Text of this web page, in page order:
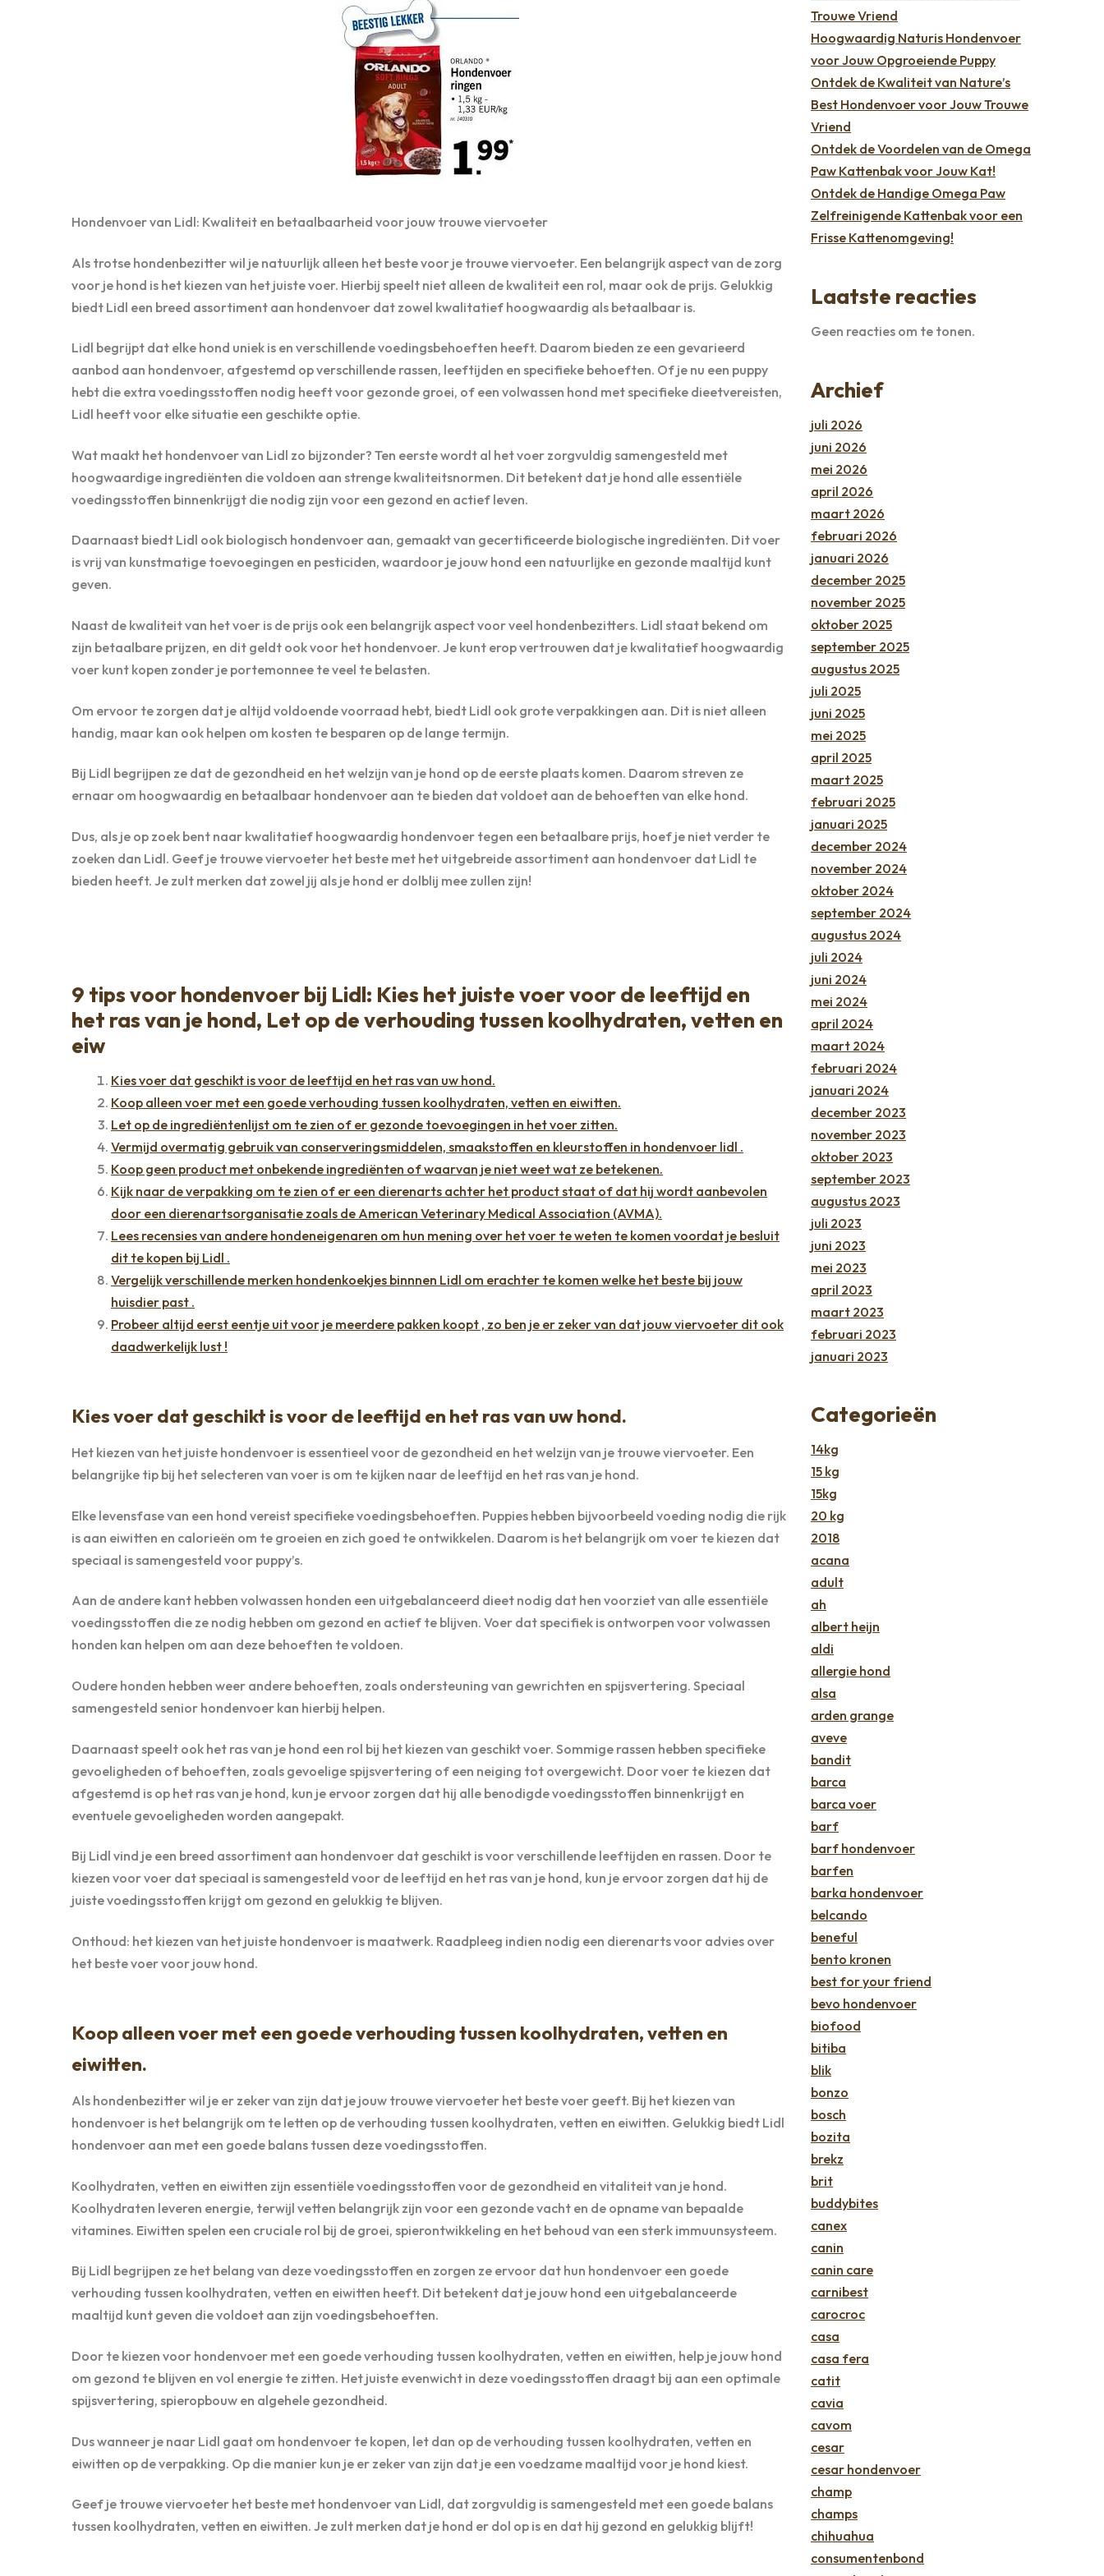
Hondenvoer van Lidl: Kwaliteit en betaalbaarheid voor jouw trouwe viervoeter
Als trotse hondenbezitter wil je natuurlijk alleen het beste voor je trouwe viervoeter. Een belangrijk aspect van de zorg
voor je hond is het kiezen van het juiste voer. Hierbij speelt niet alleen de kwaliteit een rol, maar ook de prijs. Gelukkig
biedt Lidl een breed assortiment aan hondenvoer dat zowel kwalitatief hoogwaardig als betaalbaar is.
Lidl begrijpt dat elke hond uniek is en verschillende voedingsbehoeften heeft. Daarom bieden ze een gevarieerd
aanbod aan hondenvoer, afgestemd op verschillende rassen, leeftijden en specifieke behoeften. Of je nu een puppy
hebt die extra voedingsstoffen nodig heeft voor gezonde groei, of een volwassen hond met specifieke dieetvereisten,
Lidl heeft voor elke situatie een geschikte optie.
Wat maakt het hondenvoer van Lidl zo bijzonder? Ten eerste wordt al het voer zorgvuldig samengesteld met
hoogwaardige ingrediënten die voldoen aan strenge kwaliteitsnormen. Dit betekent dat je hond alle essentiële
voedingsstoffen binnenkrijgt die nodig zijn voor een gezond en actief leven.
Daarnaast biedt Lidl ook biologisch hondenvoer aan, gemaakt van gecertificeerde biologische ingrediënten. Dit voer
is vrij van kunstmatige toevoegingen en pesticiden, waardoor je jouw hond een natuurlijke en gezonde maaltijd kunt
geven.
Naast de kwaliteit van het voer is de prijs ook een belangrijk aspect voor veel hondenbezitters. Lidl staat bekend om
zijn betaalbare prijzen, en dit geldt ook voor het hondenvoer. Je kunt erop vertrouwen dat je kwalitatief hoogwaardig
voer kunt kopen zonder je portemonnee te veel te belasten.
Om ervoor te zorgen dat je altijd voldoende voorraad hebt, biedt Lidl ook grote verpakkingen aan. Dit is niet alleen
handig, maar kan ook helpen om kosten te besparen op de lange termijn.
Bij Lidl begrijpen ze dat de gezondheid en het welzijn van je hond op de eerste plaats komen. Daarom streven ze
ernaar om hoogwaardig en betaalbaar hondenvoer aan te bieden dat voldoet aan de behoeften van elke hond.
Dus, als je op zoek bent naar kwalitatief hoogwaardig hondenvoer tegen een betaalbare prijs, hoef je niet verder te
zoeken dan Lidl. Geef je trouwe viervoeter het beste met het uitgebreide assortiment aan hondenvoer dat Lidl te
bieden heeft. Je zult merken dat zowel jij als je hond er dolblij mee zullen zijn!
9 tips voor hondenvoer bij Lidl: Kies het juiste voer voor de leeftijd en
het ras van je hond, Let op de verhouding tussen koolhydraten, vetten en
eiw
Kies voer dat geschikt is voor de leeftijd en het ras van uw hond.
Koop alleen voer met een goede verhouding tussen koolhydraten, vetten en eiwitten.
Let op de ingrediëntenlijst om te zien of er gezonde toevoegingen in het voer zitten.
Vermijd overmatig gebruik van conserveringsmiddelen, smaakstoffen en kleurstoffen in hondenvoer lidl .
Koop geen product met onbekende ingrediënten of waarvan je niet weet wat ze betekenen.
Kijk naar de verpakking om te zien of er een dierenarts achter het product staat of dat hij wordt aanbevolen
door een dierenartsorganisatie zoals de American Veterinary Medical Association (AVMA).
Lees recensies van andere hondeneigenaren om hun mening over het voer te weten te komen voordat je besluit
dit te kopen bij Lidl .
Vergelijk verschillende merken hondenkoekjes binnnen Lidl om erachter te komen welke het beste bij jouw
huisdier past .
Probeer altijd eerst eentje uit voor je meerdere pakken koopt , zo ben je er zeker van dat jouw viervoeter dit ook
daadwerkelijk lust !
Kies voer dat geschikt is voor de leeftijd en het ras van uw hond.
Het kiezen van het juiste hondenvoer is essentieel voor de gezondheid en het welzijn van je trouwe viervoeter. Een
belangrijke tip bij het selecteren van voer is om te kijken naar de leeftijd en het ras van je hond.
Elke levensfase van een hond vereist specifieke voedingsbehoeften. Puppies hebben bijvoorbeeld voeding nodig die rijk
is aan eiwitten en calorieën om te groeien en zich goed te ontwikkelen. Daarom is het belangrijk om voer te kiezen dat
speciaal is samengesteld voor puppy’s.
Aan de andere kant hebben volwassen honden een uitgebalanceerd dieet nodig dat hen voorziet van alle essentiële
voedingsstoffen die ze nodig hebben om gezond en actief te blijven. Voer dat specifiek is ontworpen voor volwassen
honden kan helpen om aan deze behoeften te voldoen.
Oudere honden hebben weer andere behoeften, zoals ondersteuning van gewrichten en spijsvertering. Speciaal
samengesteld senior hondenvoer kan hierbij helpen.
Daarnaast speelt ook het ras van je hond een rol bij het kiezen van geschikt voer. Sommige rassen hebben specifieke
gevoeligheden of behoeften, zoals gevoelige spijsvertering of een neiging tot overgewicht. Door voer te kiezen dat
afgestemd is op het ras van je hond, kun je ervoor zorgen dat hij alle benodigde voedingsstoffen binnenkrijgt en
eventuele gevoeligheden worden aangepakt.
Bij Lidl vind je een breed assortiment aan hondenvoer dat geschikt is voor verschillende leeftijden en rassen. Door te
kiezen voor voer dat speciaal is samengesteld voor de leeftijd en het ras van je hond, kun je ervoor zorgen dat hij de
juiste voedingsstoffen krijgt om gezond en gelukkig te blijven.
Onthoud: het kiezen van het juiste hondenvoer is maatwerk. Raadpleeg indien nodig een dierenarts voor advies over
het beste voer voor jouw hond.
Koop alleen voer met een goede verhouding tussen koolhydraten, vetten en
eiwitten.
Als hondenbezitter wil je er zeker van zijn dat je jouw trouwe viervoeter het beste voer geeft. Bij het kiezen van
hondenvoer is het belangrijk om te letten op de verhouding tussen koolhydraten, vetten en eiwitten. Gelukkig biedt Lidl
hondenvoer aan met een goede balans tussen deze voedingsstoffen.
Koolhydraten, vetten en eiwitten zijn essentiële voedingsstoffen voor de gezondheid en vitaliteit van je hond.
Koolhydraten leveren energie, terwijl vetten belangrijk zijn voor een gezonde vacht en de opname van bepaalde
vitamines. Eiwitten spelen een cruciale rol bij de groei, spierontwikkeling en het behoud van een sterk immuunsysteem.
Bij Lidl begrijpen ze het belang van deze voedingsstoffen en zorgen ze ervoor dat hun hondenvoer een goede
verhouding tussen koolhydraten, vetten en eiwitten heeft. Dit betekent dat je jouw hond een uitgebalanceerde
maaltijd kunt geven die voldoet aan zijn voedingsbehoeften.
Door te kiezen voor hondenvoer met een goede verhouding tussen koolhydraten, vetten en eiwitten, help je jouw hond
om gezond te blijven en vol energie te zitten. Het juiste evenwicht in deze voedingsstoffen draagt bij aan een optimale
spijsvertering, spieropbouw en algehele gezondheid.
Dus wanneer je naar Lidl gaat om hondenvoer te kopen, let dan op de verhouding tussen koolhydraten, vetten en
eiwitten op de verpakking. Op die manier kun je er zeker van zijn dat je een voedzame maaltijd voor je hond kiest.
Geef je trouwe viervoeter het beste met hondenvoer van Lidl, dat zorgvuldig is samengesteld met een goede balans
tussen koolhydraten, vetten en eiwitten. Je zult merken dat je hond er dol op is en dat hij gezond en gelukkig blijft!
Trouwe Vriend
Hoogwaardig Naturis Hondenvoer
voor Jouw Opgroeiende Puppy
Ontdek de Kwaliteit van Nature’s
Best Hondenvoer voor Jouw Trouwe
Vriend
Ontdek de Voordelen van de Omega
Paw Kattenbak voor Jouw Kat!
Ontdek de Handige Omega Paw
Zelfreinigende Kattenbak voor een
Frisse Kattenomgeving!
Laatste reacties
Geen reacties om te tonen.
Archief
juli 2026
juni 2026
mei 2026
april 2026
maart 2026
februari 2026
januari 2026
december 2025
november 2025
oktober 2025
september 2025
augustus 2025
juli 2025
juni 2025
mei 2025
april 2025
maart 2025
februari 2025
januari 2025
december 2024
november 2024
oktober 2024
september 2024
augustus 2024
juli 2024
juni 2024
mei 2024
april 2024
maart 2024
februari 2024
januari 2024
december 2023
november 2023
oktober 2023
september 2023
augustus 2023
juli 2023
juni 2023
mei 2023
april 2023
maart 2023
februari 2023
januari 2023
Categorieën
14kg
15 kg
15kg
20 kg
2018
acana
adult
ah
albert heijn
aldi
allergie hond
alsa
arden grange
aveve
bandit
barca
barca voer
barf
barf hondenvoer
barfen
barka hondenvoer
belcando
beneful
bento kronen
best for your friend
bevo hondenvoer
biofood
bitiba
blik
bonzo
bosch
bozita
brekz
brit
buddybites
canex
canin
canin care
carnibest
carocroc
casa
casa fera
catit
cavia
cavom
cesar
cesar hondenvoer
champ
champs
chihuahua
consumentenbond